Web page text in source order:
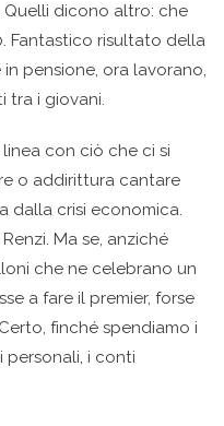
dicono altro: che
Fantastico risultato della
pensione, ora lavorano,
tra i giovani.
con ciò che ci si
o addirittura cantare
dalla crisi economica.
Ma se, anziché
che ne celebrano un
a fare il premier, forse
finché spendiamo i
personali, i conti